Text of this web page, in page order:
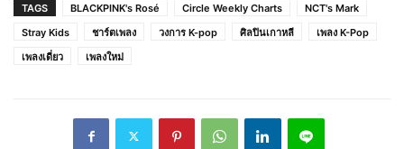
TAGS BLACKPINK's Rosé Circle Weekly Charts
NCT's Mark
Stray Kids
ชาร์ตเพลง วงการ K-pop ศิลปินเกาหลี
เพลง K-Pop
เพลงเดี่ยว
เพลงใหม่